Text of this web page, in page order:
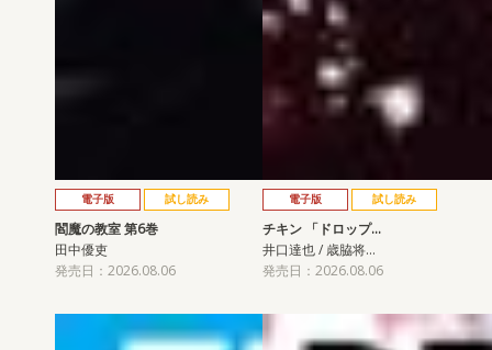
電子版 試し読み
閻魔の教室 第6巻
田中優吏
発売日：2026.08.06
電子版 試し読み
チキン 「ドロップ…
井口達也 / 歳脇将…
発売日：2026.08.06